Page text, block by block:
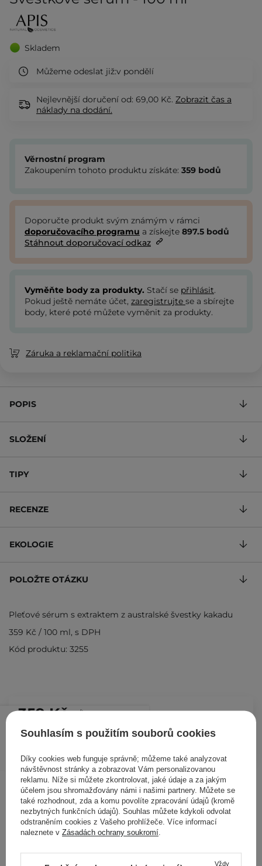
Skladem
Můžeme odeslat již:v pondělí
Nejlevnější doručení od: 69,00 Kč. Zobrazit čas a
náklady na dodání.
359 Kč /ks
PŘIDAT DO KOŠÍKU
Věrnostní program
Zakoupením tohoto produktu získáte: 359 bodů
Doporučte produkt svým známým v rámci
doporučovacího programu a získejte 897.5 bodů
Stáhnout doporučovací odkaz
Vyměňte body za produkty. Stačí se přihlásit.
Pokud ještě nemáte účet, zaregistrujte se a sbírejte
body, které poté můžete vyměnit za produkty.
Záruka a reklamační politika
POPIS
SLOŽENÍ
TIPY
RECENZE
EKOLOGIE
POLOŽTE OTÁZKU
Pleťové sérum s extraktem z australské švestky kakadu
359 Kč / 100 ml, s DPH
Kód produktu: 3255
Ostatní zákazníci si prohlédli
Souhlasím s použitím souborů cookies
Díky cookies web funguje správně; můžeme také analyzovat
návštěvnost stránky a zobrazovat Vám personalizovanou
reklamu. Níže si můžete zkontrolovat, jaké údaje a za jakým
účelem jsou shromažďovány námi i našimi partnery. Můžete se
také rozhodnout, zda a komu povolíte zpracování údajů (kromě
nezbytných funkčních údajů). Souhlas můžete kdykoli odvolat
odstraněním cookies z Vašeho prohlížeče. Více informací
naleznete v Zásadách ochrany soukromí
Vždy